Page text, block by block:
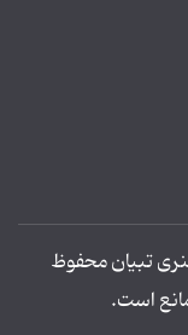
تبیان محفوظ
است.